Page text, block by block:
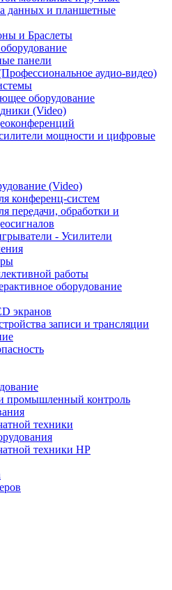
данных и планшетные
и Браслеты
панели
аудио-видео)
оборудование
(Video)
мощности и цифровые
(Video)
конференц-систем
передачи, обработки и
- Усилители
работы
оборудование
экранов
записи и трансляции
промышленный контроль
техники
техники HP